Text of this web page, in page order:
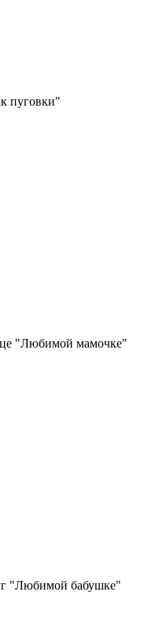
пуговки"
"Любимой мамочке"
"Любимой бабушке"